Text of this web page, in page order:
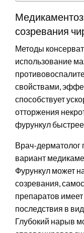
созревания
Методы
использование
свойствами,
способствует
отторжения
фурункул
Врач-дерматолог
вариант
Фурункул может
созревания,
препаратов
последствия в
Глубокий нарыв